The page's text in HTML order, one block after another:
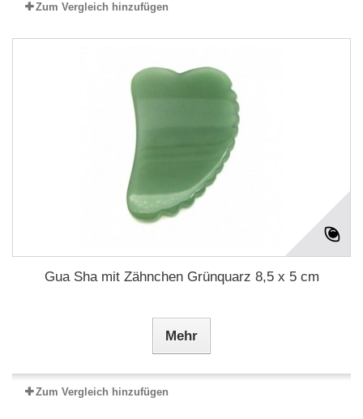
Zum Vergleich hinzufügen
Gua Sha mit Zähnchen Grünquarz 8,5 x 5 cm
Mehr
Zum Vergleich hinzufügen